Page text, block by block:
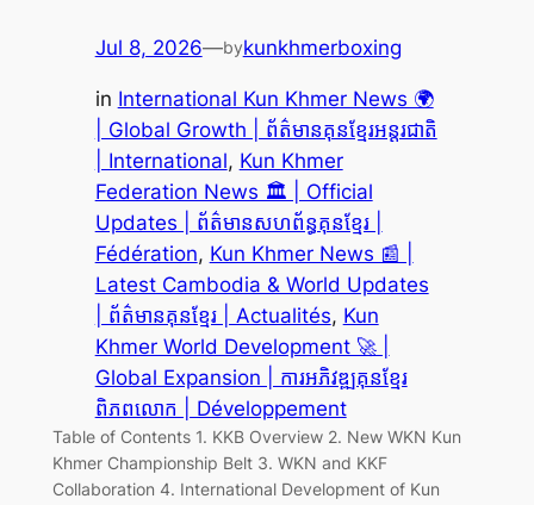
Jul 8, 2026—bykunkhmerboxing
in International Kun Khmer News 🌍
| Global Growth | ព័ត៌មានគុនខ្មែរអន្តរជាតិ
| International, Kun Khmer
Federation News 🏛️ | Official
Updates | ព័ត៌មានសហព័ន្ធគុនខ្មែរ |
Fédération, Kun Khmer News 📰 |
Latest Cambodia & World Updates
| ព័ត៌មានគុនខ្មែរ | Actualités, Kun
Khmer World Development 🚀 |
Global Expansion | ការអភិវឌ្ឍគុនខ្មែរ
ពិភពលោក | Développement
Table of Contents 1. KKB Overview 2. New WKN Kun
Khmer Championship Belt 3. WKN and KKF
Collaboration 4. International Development of Kun